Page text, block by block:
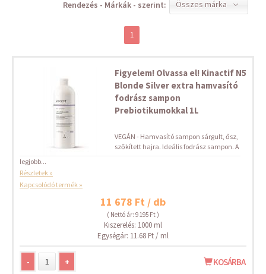
Összes márka
Rendezés - Márkák - szerint:
1
Figyelem! Olvassa el! Kinactif N5
Blonde Silver extra hamvasító
fodrász sampon
Prebiotikumokkal 1L
VEGÁN - Hamvasító sampon sárgult, ősz,
szőkített hajra. Ideális fodrász sampon. A
legjobb...
Részletek »
Kapcsolódó termék »
11 678 Ft / db
( Nettó ár: 9 195 Ft )
Kiszerelés: 1000 ml
Egységár: 11.68 Ft / ml
- + KOSÁRBA